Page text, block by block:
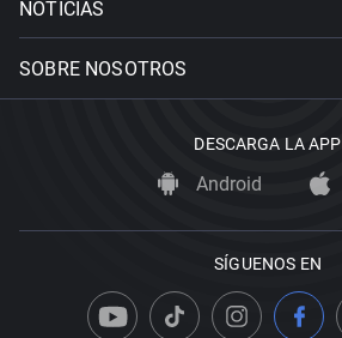
NOTICIAS
SOBRE NOSOTROS
DESCARGA LA APP
Android
SÍGUENOS EN